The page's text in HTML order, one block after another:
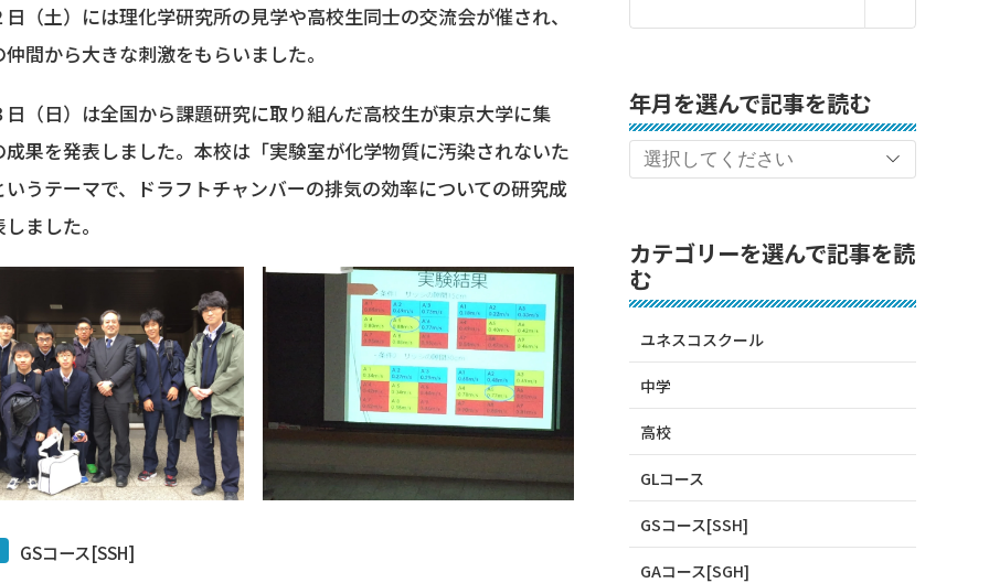
（土）には理化学研究所の見学や高校生同士の交流会が催され、
間から大きな刺激をもらいました。
日（日）は全国から課題研究に取り組んだ高校生が東京大学に集
成果を発表しました。本校は「実験室が化学物質に汚染されないた
いうテーマで、ドラフトチャンバーの排気の効率についての研究成
ました。
GSコース[SSH]
年月を選んで記事を読む
カテゴリーを選んで記事を読
む
ユネスコスクール
中学
高校
GLコース
GSコース[SSH]
GAコース[SGH]